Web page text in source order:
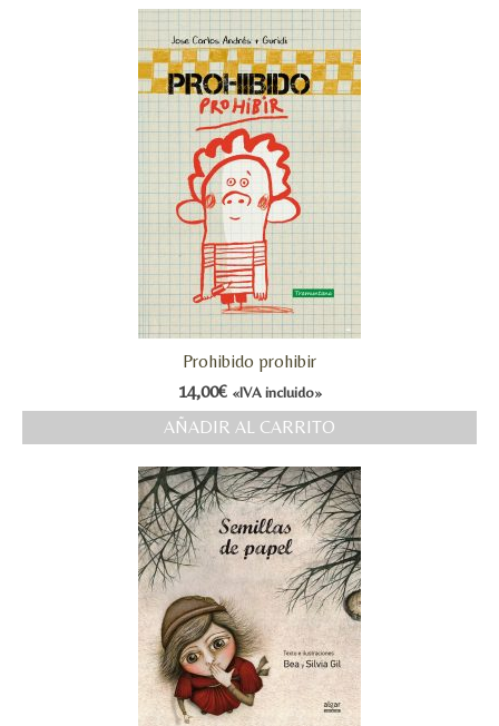
Prohibido prohibir
14,00€ «IVA incluido»
AÑADIR AL CARRITO